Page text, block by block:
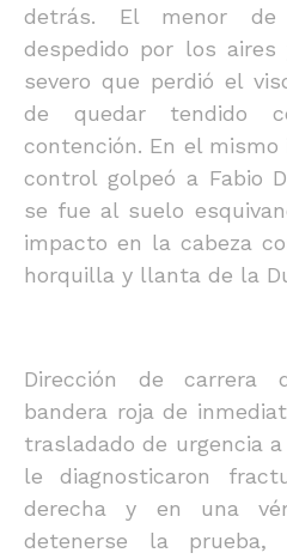
detrás. El menor de
despedido por los
severo que perdió el
de quedar tendido
contención. En el
control golpeó a Fabio
se fue al suelo
impacto en la cabeza
horquilla y llanta de la
Dirección de carrera
bandera roja de
trasladado de urgencia
le diagnosticaron
derecha y en una
detenerse la prueba,